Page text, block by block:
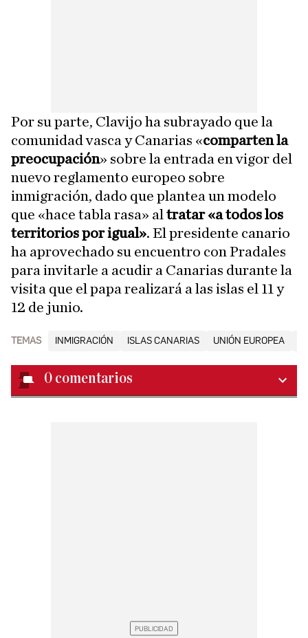
Por su parte, Clavijo ha subrayado que la
comunidad vasca y Canarias «comparten la
preocupación» sobre la entrada en vigor del
nuevo reglamento europeo sobre
inmigración, dado que plantea un modelo
que «hace tabla rasa» al tratar «a todos los
territorios por igual». El presidente canario
ha aprovechado su encuentro con Pradales
para invitarle a acudir a Canarias durante la
visita que el papa realizará a las islas el 11 y
12 de junio.
TEMAS INMIGRACIÓN ISLAS CANARIAS UNIÓN EUROPEA
0 comentarios